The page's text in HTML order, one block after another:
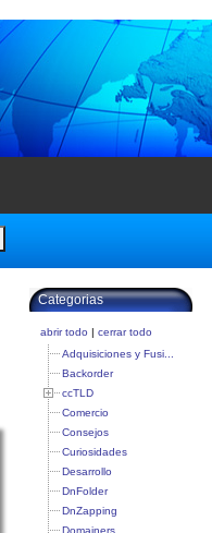
Categorias
abrir todo | cerrar todo
Adquisiciones y Fusi...
Backorder
ccTLD
Comercio
Consejos
Curiosidades
Desarrollo
DnFolder
DnZapping
Domainers